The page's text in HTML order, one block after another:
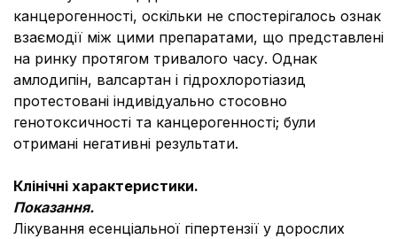
канцерогенності, оскільки не спостерігалось ознак
взаємодії між цими препаратами, що представлені
на ринку протягом тривалого часу. Однак
амлодипін, валсартан і гідрохлоротіазид
протестовані індивідуально стосовно
генотоксичності та канцерогенності; були
отримані негативні результати.
Клінічні характеристики.
Показання.
Лікування есенціальної гіпертензії у дорослих